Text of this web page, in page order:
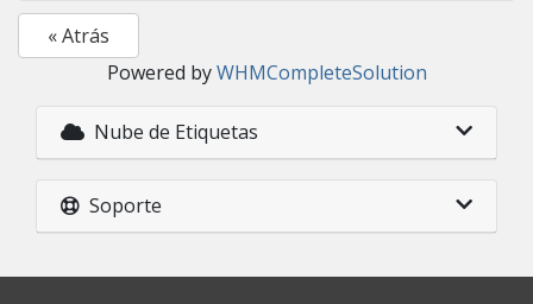
« Atrás
Powered byWHMCompleteSolution
Nube de Etiquetas
Soporte